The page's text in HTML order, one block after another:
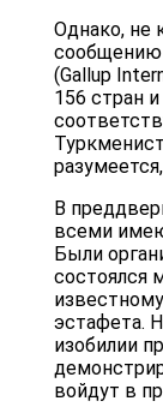
Однако, не
сообщению
(Gallup
156 стран
В
всеми
Были
состоялся
эстафета.
изобилии
войдут в